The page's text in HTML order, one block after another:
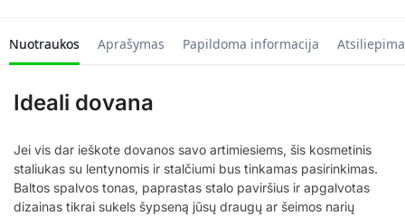
Nuotraukos Aprašymas Papildoma informacija
Ideali dovana
Jei vis dar ieškote dovanos savo artimiesiems, šis kosmetinis
staliukas su lentynomis ir stalčiumi bus tinkamas pasirinkimas.
Baltos spalvos tonas, paprastas stalo paviršius ir apgalvotas
dizainas tikrai sukels šypseną jūsų draugų ar šeimos narių